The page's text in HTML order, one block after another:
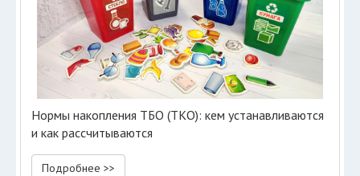
Нормы накопления ТБО (ТКО): кем устанавливаются
и как рассчитываются
Подробнее >>